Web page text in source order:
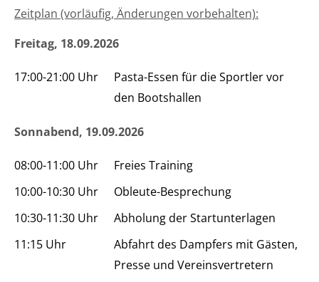
Zeitplan (vorläufig, Änderungen vorbehalten):
Freitag, 18.09.2026
17:00-21:00 Uhr
Pasta-Essen für die Sportler vor
den Bootshallen
Sonnabend, 19.09.2026
08:00-11:00 Uhr
Freies Training
10:00-10:30 Uhr
Obleute-Besprechung
10:30-11:30 Uhr
Abholung der Startunterlagen
11:15 Uhr
Abfahrt des Dampfers mit Gästen,
Presse und Vereinsvertretern